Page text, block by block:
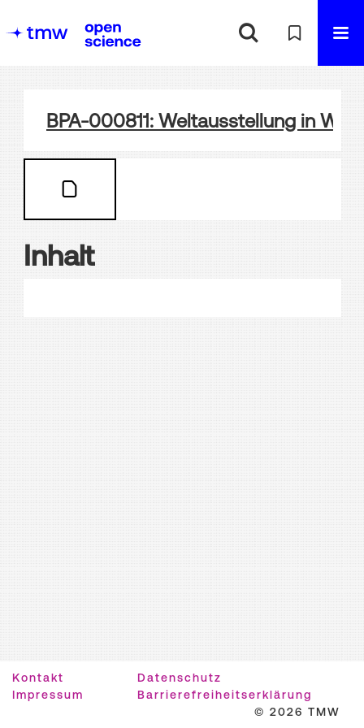
BPA-000811: Weltausstellung in
Inhalt
Kontakt
Datenschutz
Impressum
Barrierefreiheitserklärung
© 2026 TMW